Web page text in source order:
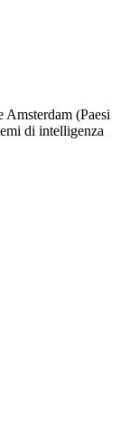
(Paesi
di intelligenza